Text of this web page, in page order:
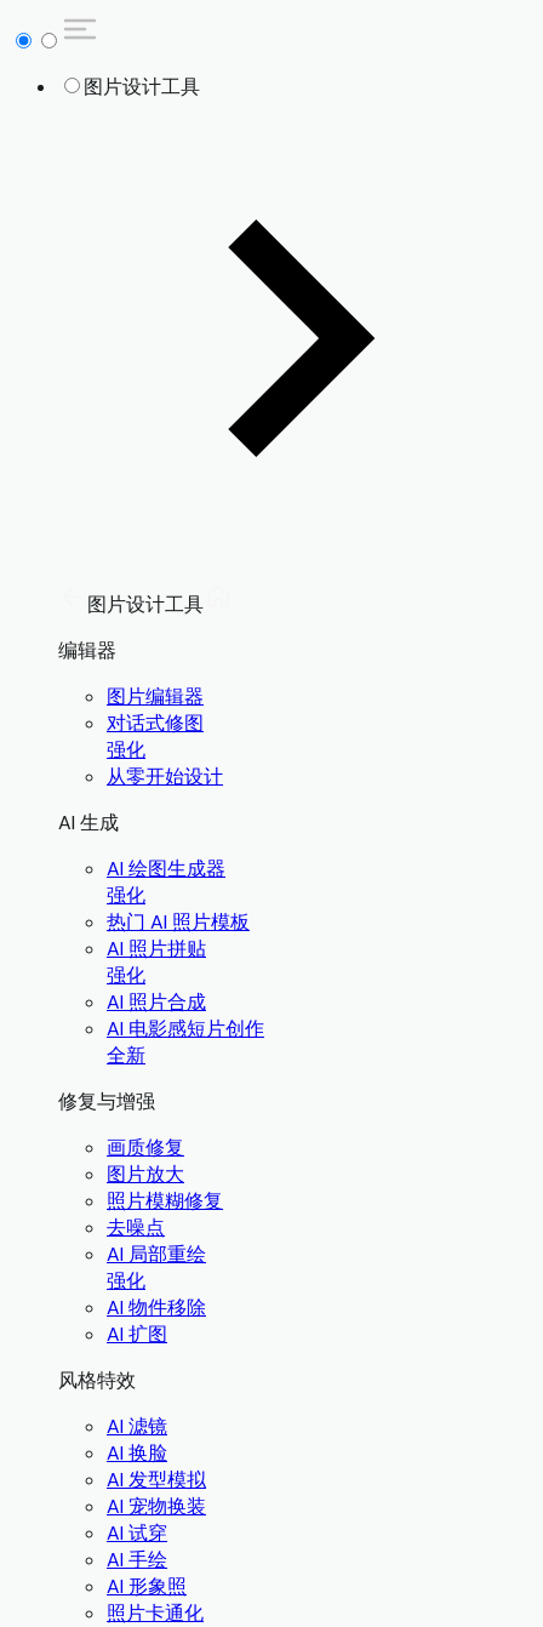
图片设计工具
图片设计工具
编辑器
图片编辑器
对话式修图
强化
从零开始设计
AI 生成
AI 绘图生成器
强化
热门 AI 照片模板
AI 照片拼贴
强化
AI 照片合成
AI 电影感短片创作
全新
修复与增强
画质修复
图片放大
照片模糊修复
去噪点
AI 局部重绘
强化
AI 物件移除
AI 扩图
风格特效
AI 滤镜
AI 换脸
AI 发型模拟
AI 宠物换装
AI 试穿
AI 手绘
AI 形象照
照片卡通化